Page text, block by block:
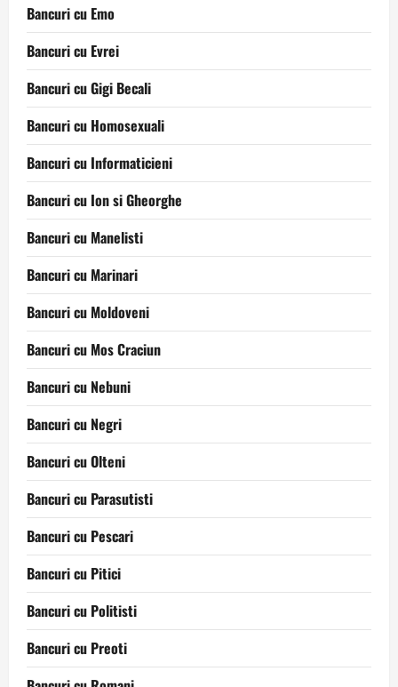
Bancuri cu Emo
Bancuri cu Evrei
Bancuri cu Gigi Becali
Bancuri cu Homosexuali
Bancuri cu Informaticieni
Bancuri cu Ion si Gheorghe
Bancuri cu Manelisti
Bancuri cu Marinari
Bancuri cu Moldoveni
Bancuri cu Mos Craciun
Bancuri cu Nebuni
Bancuri cu Negri
Bancuri cu Olteni
Bancuri cu Parasutisti
Bancuri cu Pescari
Bancuri cu Pitici
Bancuri cu Politisti
Bancuri cu Preoti